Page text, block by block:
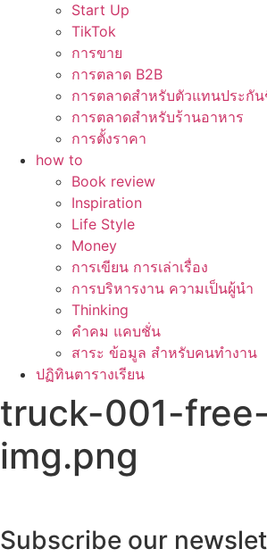
Start Up
TikTok
การขาย
การตลาด B2B
การตลาดสำหรับตัวแทนประกั
การตลาดสำหรับร้านอาหาร
การตั้งราคา
how to
Book review
Inspiration
Life Style
Money
การเขียน การเล่าเรื่อง
การบริหารงาน ความเป็นผู้นำ
Thinking
คำคม แคบชั่น
สาระ ข้อมูล สำหรับคนทำงาน
ปฏิทินตารางเรียน
truck-001-free-
img.png
Subscribe our